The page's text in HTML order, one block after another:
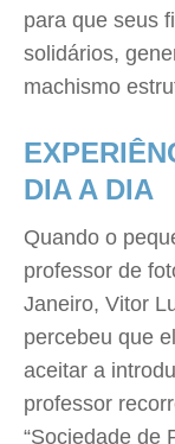
para que seus
solidários,
machismo
DIA A DIA
Quando o
professor de
Janeiro, Vitor
percebeu que
aceitar a
professor
“Sociedade de